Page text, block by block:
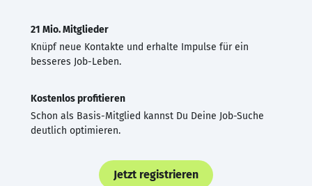
21 Mio. Mitglieder
Knüpf neue Kontakte und erhalte Impulse für ein
besseres Job-Leben.
Kostenlos profitieren
Schon als Basis-Mitglied kannst Du Deine Job-Suche
deutlich optimieren.
Jetzt registrieren